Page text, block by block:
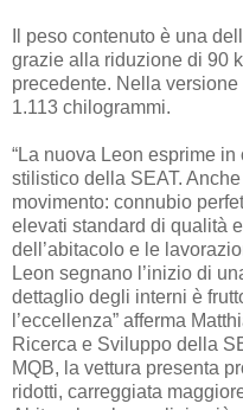
Il peso contenuto è una
grazie alla riduzione di 90
precedente. Nella
1.113 chilogrammi.
“La nuova Leon esprime
stilistico della SEAT.
movimento: connubio
elevati standard di qualità
dell’abitacolo e le
Leon segnano l’inizio di
dettaglio degli interni è
l’eccellenza” afferma
Ricerca e Sviluppo della
MQB, la vettura presenta
ridotti, carreggiata